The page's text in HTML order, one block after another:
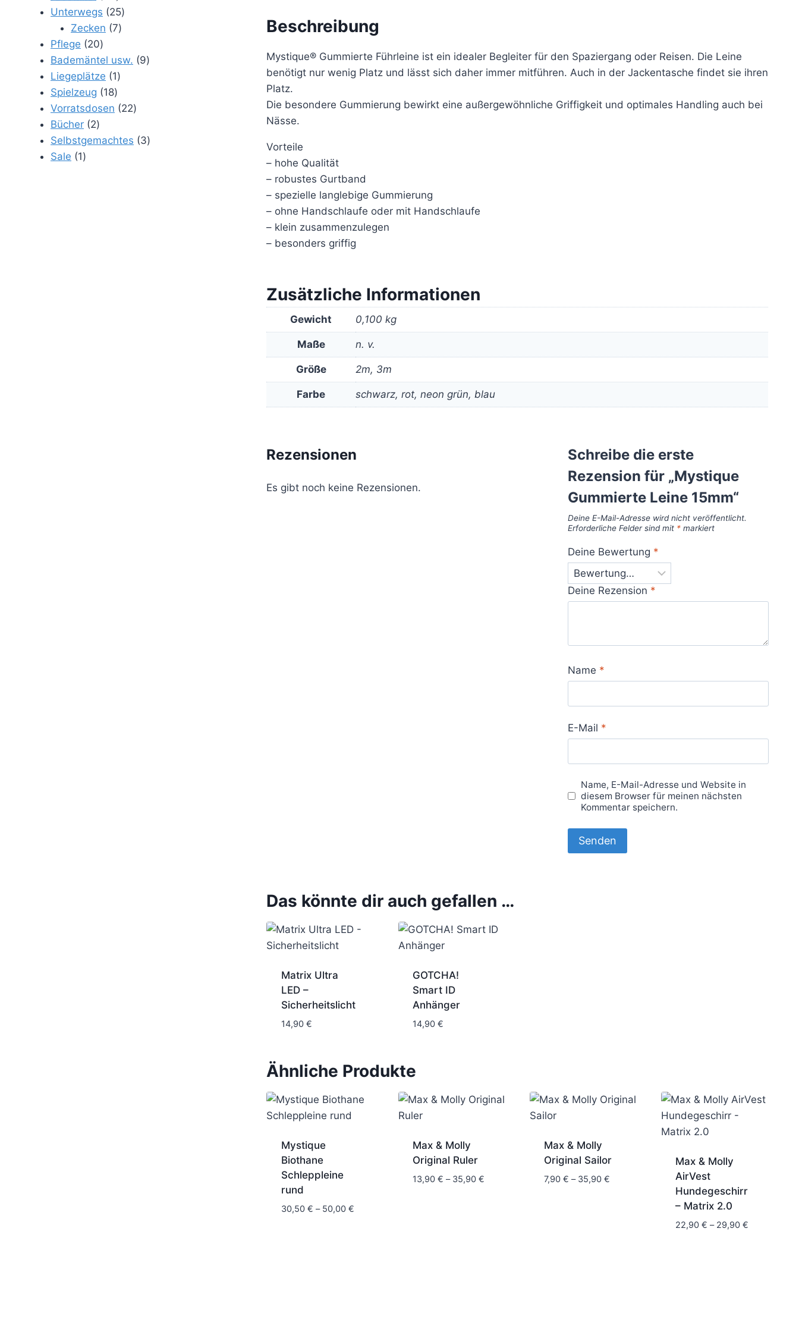
Beschreibung
Mystique® Gummierte Führleine ist ein idealer Begleiter für den Spaziergang oder Reisen. Die Leine
benötigt nur wenig Platz und lässt sich daher immer mitführen. Auch in der Jackentasche findet sie ihren
Platz.
Die besondere Gummierung bewirkt eine außergewöhnliche Griffigkeit und optimales Handling auch bei
Nässe.
Vorteile
– hohe Qualität
– robustes Gurtband
– spezielle langlebige Gummierung
– ohne Handschlaufe oder mit Handschlaufe
– klein zusammenzulegen
– besonders griffig
Zusätzliche Informationen
Gewicht 0,100 kg
Maße n. v.
Größe 2m, 3m
Farbe schwarz, rot, neon grün, blau
Rezensionen
Es gibt noch keine Rezensionen.
Schreibe die erste
Rezension für „Mystique
Gummierte Leine 15mm“
Deine E-Mail-Adresse wird nicht veröffentlicht.
Erforderliche Felder sind mit * markiert
Deine Bewertung *
Deine Rezension *
Name *
E-Mail *
Name, E-Mail-Adresse und Website in
diesem Browser für meinen nächsten
Kommentar speichern.
Das könnte dir auch gefallen …
Matrix Ultra
LED –
Sicherheitslicht
14,90 €
GOTCHA!
Smart ID
Anhänger
14,90 €
Ähnliche Produkte
Mystique
Biothane
Schleppleine
rund
30,50 € – 50,00 €Preisspanne:
Max & Molly
Original Ruler
13,90 € – 35,90 €
Max & Molly
Original Sailor
7,90€ – 35,90€
Max & Molly
AirVest
Hundegeschirr
– Matrix 2.0
22,90€ – 29,90€
Produkte
Unterwegs 2525
Produkte
Zecken 77
Pflege 2020
Produkte
Bademäntel usw. 99
Liegeplätze 11
Produkt
Spielzeug 1818
Produkte
Vorratsdosen 2222
Bücher 22
Produkte
Selbstgemachtes 33
Sale 11